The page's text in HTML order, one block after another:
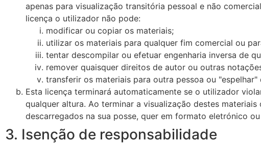
apenas para visualização transitória pessoal e não
licença o utilizador não pode:
modificar ou copiar os materiais;
utilizar os materiais para qualquer fim comercial ou
tentar descompilar ou efetuar engenharia inversa de
remover quaisquer direitos de autor ou outras
transferir os materiais para outra pessoa ou
Esta licença terminará automaticamente se o utilizador
qualquer altura. Ao terminar a visualização destes
descarregados na sua posse, quer em formato eletrónico
3. Isenção de responsabilidade